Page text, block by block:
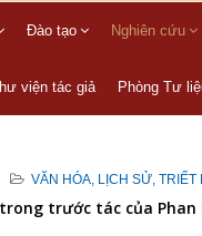
Đào tạo Nghiên cứu
viện tác giả Phòng Tư
VĂN HÓA, LỊCH SỬ, TRIẾT
trước tác của Phan